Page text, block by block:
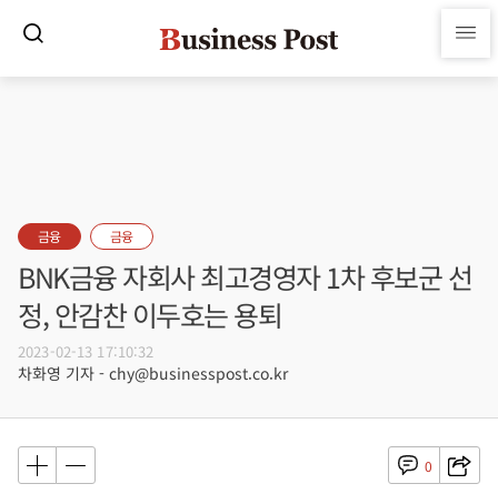
금융 금융
BNK금융 자회사 최고경영자 1차 후보군 선
정, 안감찬 이두호는 용퇴
2023-02-13 17:10:32
차화영 기자 - chy@businesspost.co.kr
0